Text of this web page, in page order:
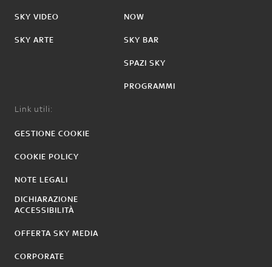
SKY VIDEO
SKY ARTE
NOW
SKY BAR
SPAZI SKY
PROGRAMMI
Link utili:
GESTIONE COOKIE
COOKIE POLICY
NOTE LEGALI
DICHIARAZIONE
ACCESSIBILITÀ
OFFERTA SKY MEDIA
CORPORATE